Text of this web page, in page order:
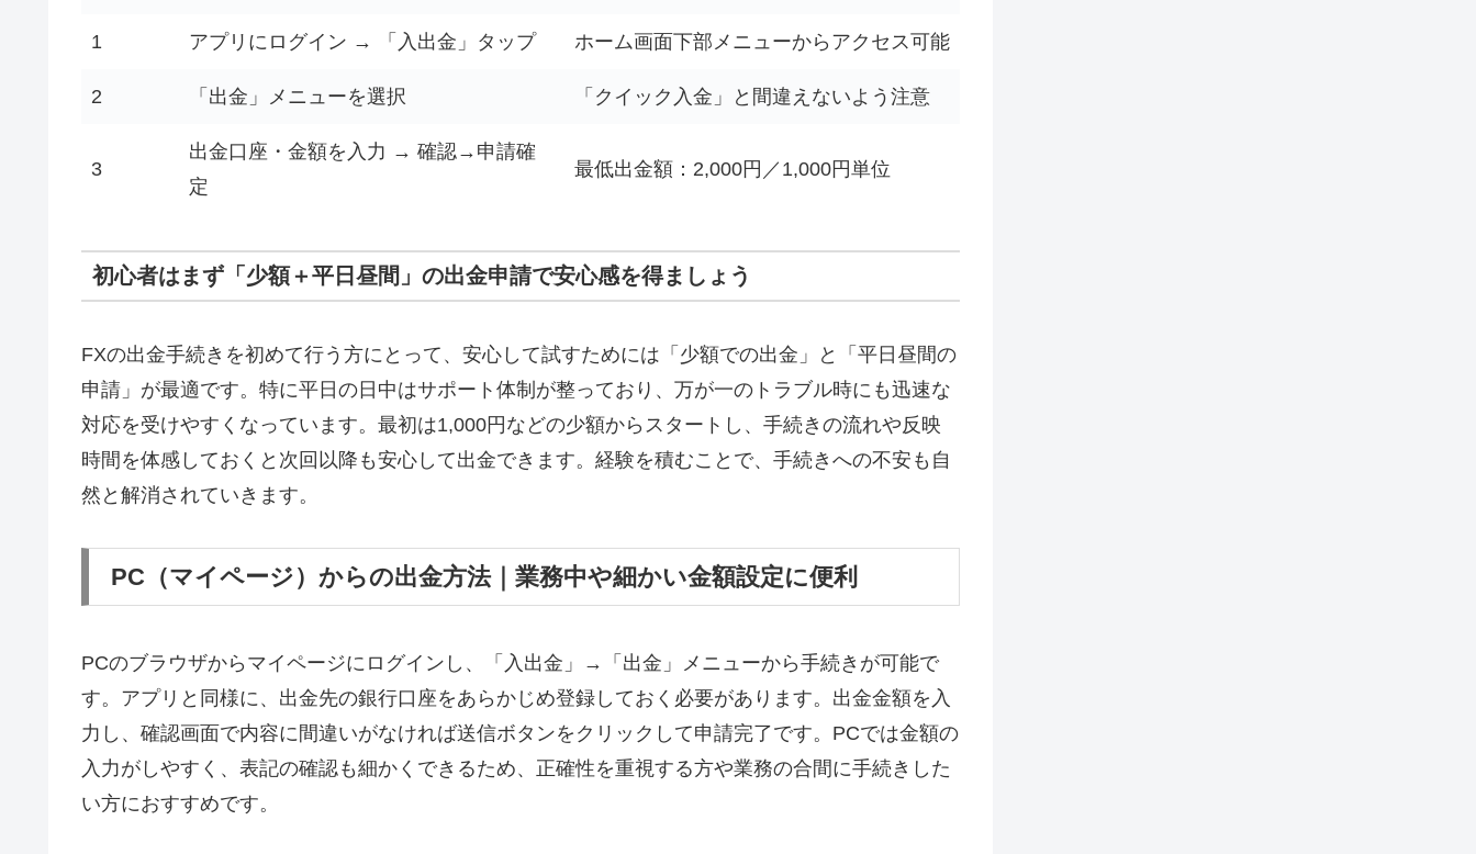
1 アプリにログイン → 「入出金」タップ ホーム画面下部メニューからアクセス可能
2 「出金」メニューを選択 「クイック入金」と間違えないよう注意
3
出金口座・金額を入力 → 確認→申請確
定
最低出金額：2,000円／1,000円単位
初心者はまず「少額＋平日昼間」の出金申請で安心感を得ましょう
FXの出金手続きを初めて行う方にとって、安心して試すためには「少額での出金」と「平日昼間の
申請」が最適です。特に平日の日中はサポート体制が整っており、万が一のトラブル時にも迅速な
対応を受けやすくなっています。最初は1,000円などの少額からスタートし、手続きの流れや反映
時間を体感しておくと次回以降も安心して出金できます。経験を積むことで、手続きへの不安も自
然と解消されていきます。
PC（マイページ）からの出金方法｜業務中や細かい金額設定に便利
PCのブラウザからマイページにログインし、「入出金」→「出金」メニューから手続きが可能で
す。アプリと同様に、出金先の銀行口座をあらかじめ登録しておく必要があります。出金金額を入
力し、確認画面で内容に間違いがなければ送信ボタンをクリックして申請完了です。PCでは金額の
入力がしやすく、表記の確認も細かくできるため、正確性を重視する方や業務の合間に手続きした
い方におすすめです。